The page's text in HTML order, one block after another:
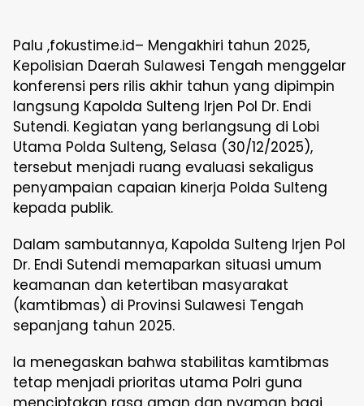
Palu ,fokustime.id– Mengakhiri tahun 2025,
Kepolisian Daerah Sulawesi Tengah menggelar
konferensi pers rilis akhir tahun yang dipimpin
langsung Kapolda Sulteng Irjen Pol Dr. Endi
Sutendi. Kegiatan yang berlangsung di Lobi
Utama Polda Sulteng, Selasa (30/12/2025),
tersebut menjadi ruang evaluasi sekaligus
penyampaian capaian kinerja Polda Sulteng
kepada publik.
Dalam sambutannya, Kapolda Sulteng Irjen Pol
Dr. Endi Sutendi memaparkan situasi umum
keamanan dan ketertiban masyarakat
(kamtibmas) di Provinsi Sulawesi Tengah
sepanjang tahun 2025.
Ia menegaskan bahwa stabilitas kamtibmas
tetap menjadi prioritas utama Polri guna